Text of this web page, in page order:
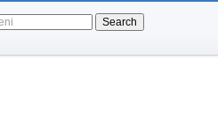
Search